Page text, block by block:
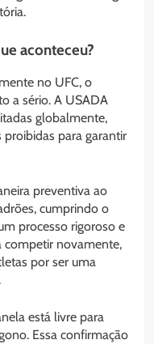
aconteceu?
no UFC, o
a sério. A USADA
globalmente,
para garantir
preventiva ao
cumprindo o
processo rigoroso e
competir novamente,
por ser uma
está livre para
Essa confirmação